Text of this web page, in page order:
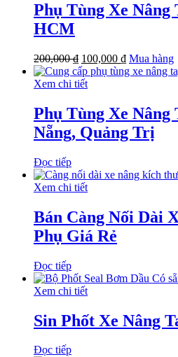
Phụ Tùng Xe Nâng
HCM
200,000₫ 100,000 ₫ Mua hàng
Xem chi tiết
Phụ Tùng Xe Nâng
Nẵng, Quảng Trị
Đọc tiếp
Xem chi tiết
Bán Càng Nối Dài
Phụ Giá Rẻ
Đọc tiếp
Xem chi tiết
Sin Phốt Xe Nâng
Đọc tiếp